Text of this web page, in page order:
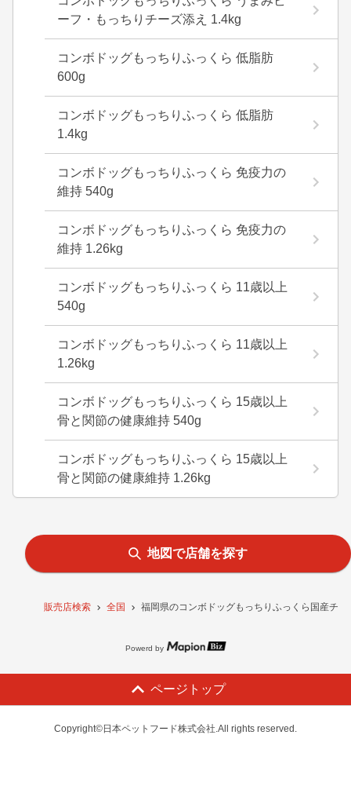
販売店検索 全国 福岡県のコンボドッグもっちりふっくら国産チ
ーフ・もっちりチーズ添え 1.4kg
コンボドッグもっちりふっくら 低脂肪
600g
コンボドッグもっちりふっくら 低脂肪
1.4kg
コンボドッグもっちりふっくら 免疫力の
維持 540g
コンボドッグもっちりふっくら 免疫力の
維持 1.26kg
コンボドッグもっちりふっくら 11歳以上
540g
コンボドッグもっちりふっくら 11歳以上
1.26kg
コンボドッグもっちりふっくら 15歳以上
骨と関節の健康維持 540g
コンボドッグもっちりふっくら 15歳以上
骨と関節の健康維持 1.26kg
地図で店舗を探す
Powerd by
ページトップ
Copyright©日本ペットフード株式会社.All rights reserved.